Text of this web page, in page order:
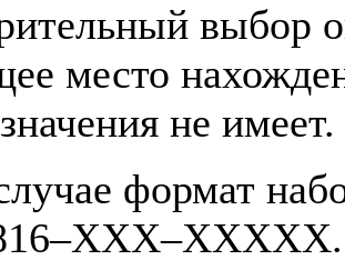
выбор
место
не имеет.
формат